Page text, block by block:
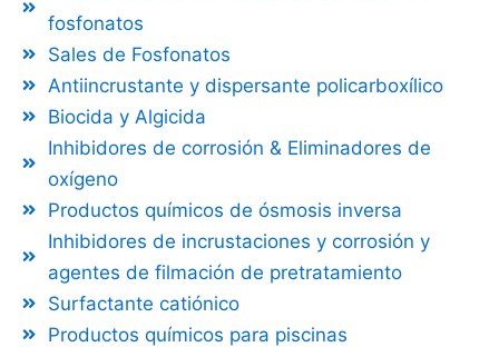
fosfonatos
Sales de Fosfonatos
Antiincrustante y dispersante policarboxílico
Biocida y Algicida
Inhibidores de corrosión & Eliminadores de
oxígeno
Productos químicos de ósmosis inversa
Inhibidores de incrustaciones y corrosión y
agentes de filmación de pretratamiento
Surfactante catiónico
Productos químicos para piscinas